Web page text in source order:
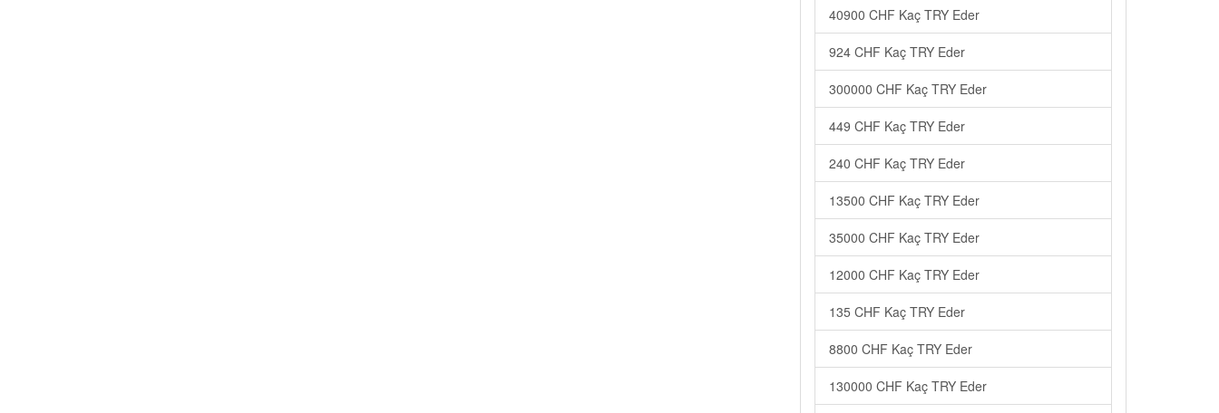
40900 CHF Kaç TRY Eder
924 CHF Kaç TRY Eder
300000 CHF Kaç TRY Eder
449 CHF Kaç TRY Eder
240 CHF Kaç TRY Eder
13500 CHF Kaç TRY Eder
35000 CHF Kaç TRY Eder
12000 CHF Kaç TRY Eder
135 CHF Kaç TRY Eder
8800 CHF Kaç TRY Eder
130000 CHF Kaç TRY Eder